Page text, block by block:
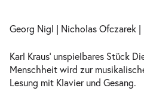
Georg Nigl | Nicholas Ofczarek |
Karl Kraus’ unspielbares Stück
Menschheit wird zur
Lesung mit Klavier und Gesang.